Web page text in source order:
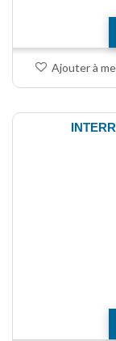
Ajouter à